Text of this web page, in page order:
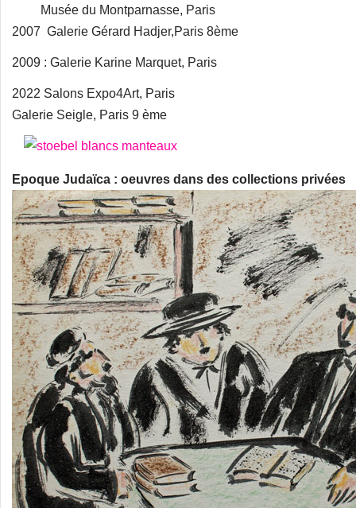
Musée du Montparnasse, Paris
2007 Galerie Gérard Hadjer,Paris 8ème
2009 : Galerie Karine Marquet, Paris
2022 Salons Expo4Art, Paris
Galerie Seigle, Paris 9 ème
Epoque Judaïca : oeuvres dans des collections privées